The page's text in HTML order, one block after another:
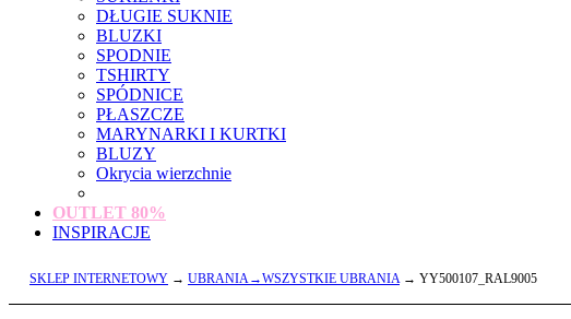
DŁUGIE SUKNIE
BLUZKI
SPODNIE
TSHIRTY
SPÓDNICE
PŁASZCZE
MARYNARKI I KURTKI
BLUZY
Okrycia wierzchnie
OUTLET 80%
INSPIRACJE
SKLEP INTERNETOWY → UBRANIA→WSZYSTKIE UBRANIA→ YY500107_RAL9005